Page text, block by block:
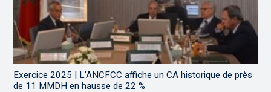
Exercice 2025 | L’ANCFCC affiche un CA historique de près
de 11 MMDH en hausse de 22 %